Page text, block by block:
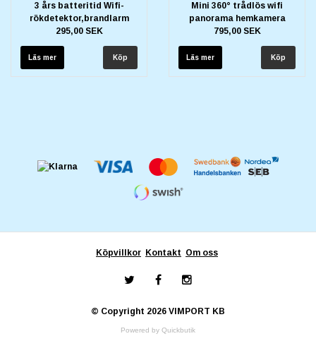
3 års batteritid Wifi-
rökdetektor,brandlarm
295,00 SEK
Läs mer
Mini 360° trådlös wifi
panorama hemkamera
795,00 SEK
Läs mer
Köpvillkor Kontakt Om oss
© Copyright 2026 VIMPORT KB
Powered by Quickbutik